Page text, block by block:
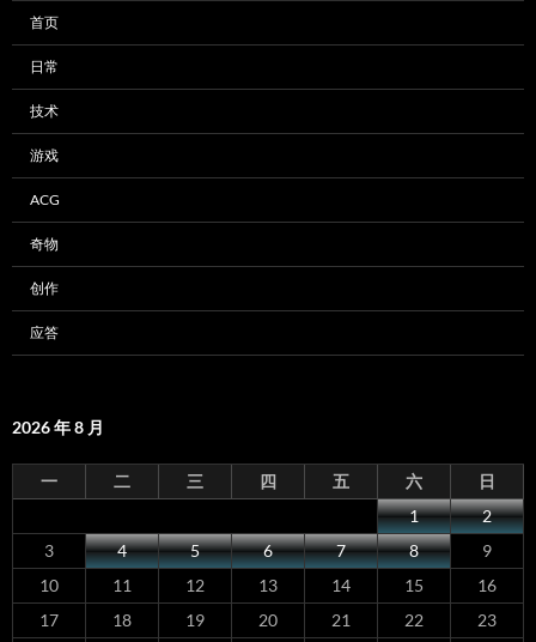
首页
日常
技术
游戏
ACG
奇物
创作
应答
2026 年 8 月
一 二 三 四 五 六
日
1
2
3
4 5 6 7 8
9
10
11 12 13 14 15
16
17
18 19 20 21 22
23